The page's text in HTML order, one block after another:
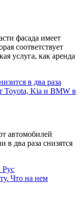
фасада имеет
соответствует
услуга, как аренда
Toyota, Kia и BMW в
автомобилей
в два раза снизятся
Что на нем